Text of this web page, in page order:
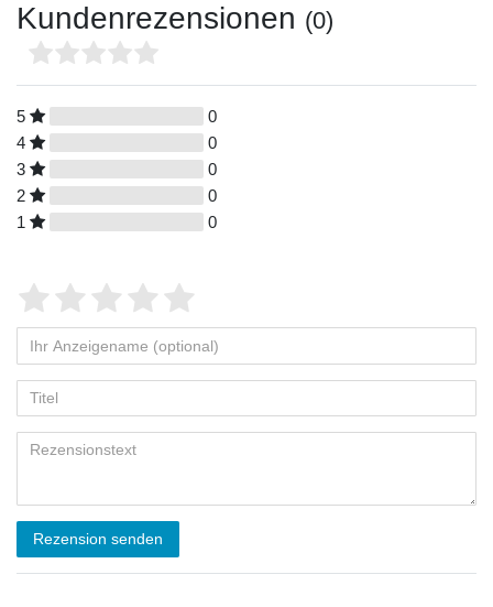
Kundenrezensionen (0)
5
0
4
0
3
0
2
0
1
0
Rezension senden